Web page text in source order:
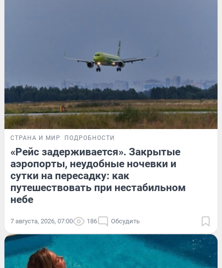
СТРАНА И МИР ПОДРОБНОСТИ
«Рейс задерживается». Закрытые
аэропорты, неудобные ночевки и
сутки на пересадку: как
путешествовать при нестабильном
небе
7 августа, 2026, 07:00 186 Обсудить